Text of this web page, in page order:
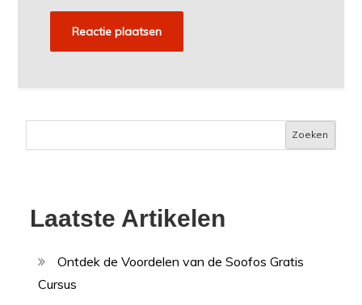
Zoeken
Laatste Artikelen
Ontdek de Voordelen van de Soofos Gratis
Cursus